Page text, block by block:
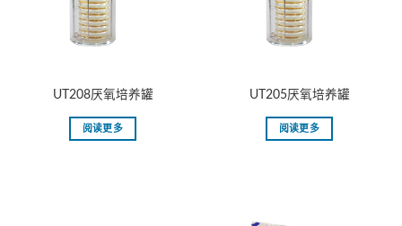
UT208厌氧培养罐
阅读更多
UT205厌氧培养罐
阅读更多